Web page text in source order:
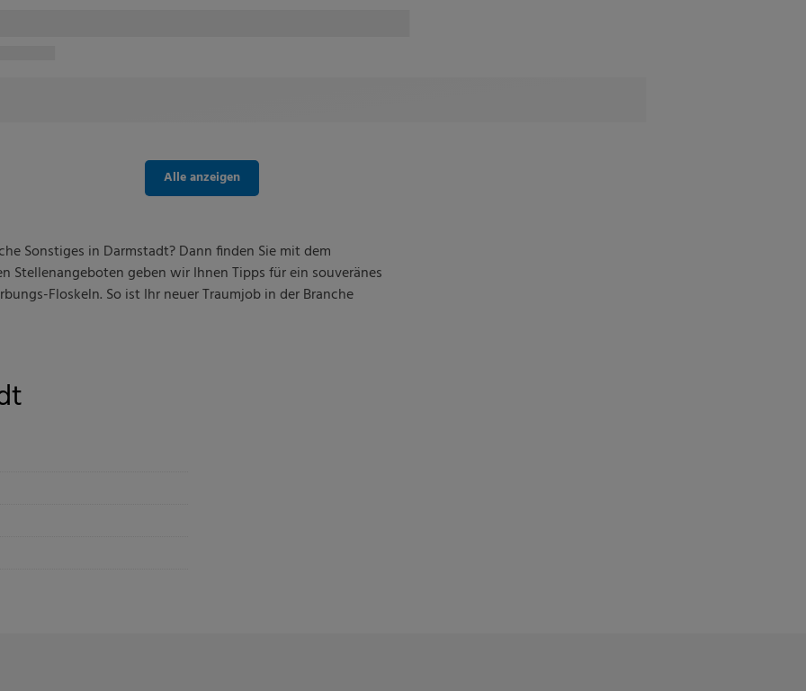
Alle anzeigen
Sonstiges in Darmstadt? Dann finden Sie mit dem
Stellenangeboten geben wir Ihnen Tipps für ein souveränes
Floskeln. So ist Ihr neuer Traumjob in der Branche